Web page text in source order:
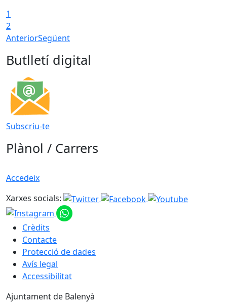
1
2
AnteriorSegüent
Butlletí digital
Subscriu-te
Plànol / Carrers
Accedeix
Xarxes socials:
Crèdits
Contacte
Protecció de dades
Avís legal
Accessibilitat
Ajuntament de Balenyà